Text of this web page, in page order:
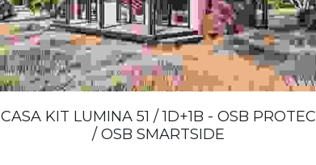
CASA KIT LUMINA 51 / 1D+1B - OSB PROTEC
/ OSB SMARTSIDE